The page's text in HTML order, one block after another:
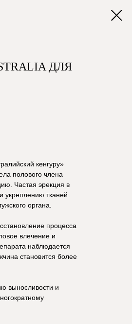
ДЛЯ
кенгуру»
полового члена
Частая эрекция в
укреплению тканей
органа.
процесса
влечение и
наблюдается
становится более
выносливости и